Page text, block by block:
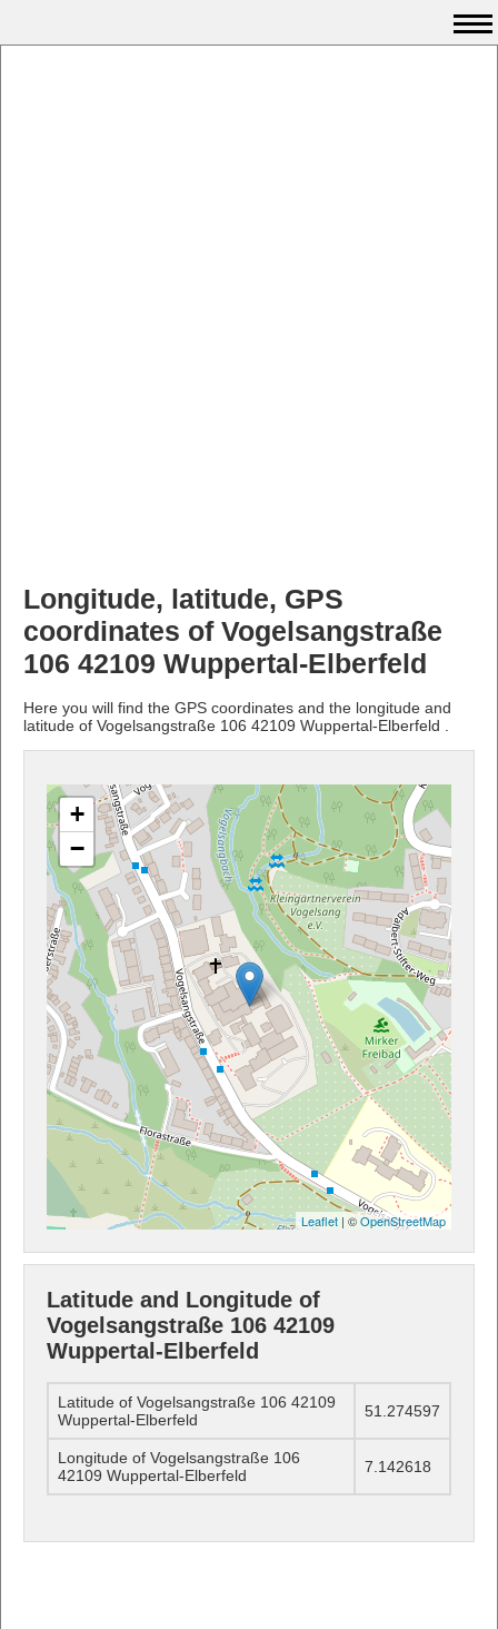
Longitude, latitude, GPS
coordinates of Vogelsangstraße
106 42109 Wuppertal-Elberfeld
Here you will find the GPS coordinates and the longitude and
latitude of Vogelsangstraße 106 42109 Wuppertal-Elberfeld .
+
−
Leaflet | ©OpenStreetMap
Latitude and Longitude of
Vogelsangstraße 106 42109
Wuppertal-Elberfeld
Latitude of Vogelsangstraße 106 42109
Wuppertal-Elberfeld
51.274597
Longitude of Vogelsangstraße 106
42109 Wuppertal-Elberfeld
7.142618